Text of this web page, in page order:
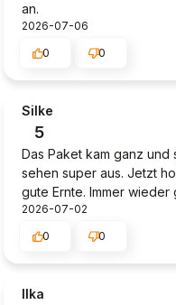
an.
2026-07-06
0
0
Silke
5
Das Paket kam ganz
sehen super aus. Jetzt
gute Ernte. Immer
2026-07-02
0
0
Ilka